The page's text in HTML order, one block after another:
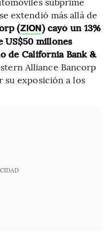
extendió más allá de
(ZION) cayó un 13%
US$50 millones
de California Bank &
Alliance Bancorp
su exposición a los